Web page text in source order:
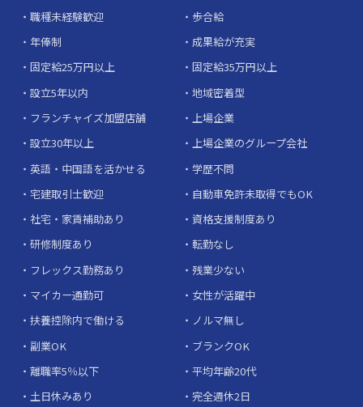
職種未経験歓迎
歩合給
年俸制
成果給が充実
固定給25万円以上
固定給35万円以上
設立5年以内
地域密着型
フランチャイズ加盟店舗
上場企業
設立30年以上
上場企業のグループ会社
英語・中国語を活かせる
学歴不問
宅建取引士歓迎
自動車免許未取得でもOK
社宅・家賃補助あり
資格支援制度あり
研修制度あり
転勤なし
フレックス勤務あり
残業少ない
マイカー通勤可
女性が活躍中
扶養控除内で働ける
ノルマ無し
副業OK
ブランクOK
離職率5％以下
平均年齢20代
土日休みあり
完全週休2日